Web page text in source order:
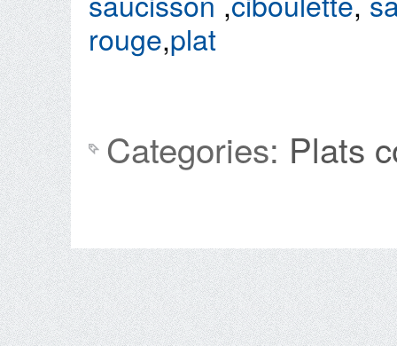
rouge,plat
Categories: Plats